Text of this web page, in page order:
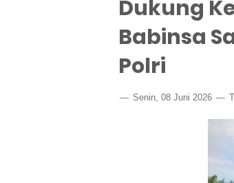
Dukung
Babinsa
Polri
Senin, 08 Juni 2026